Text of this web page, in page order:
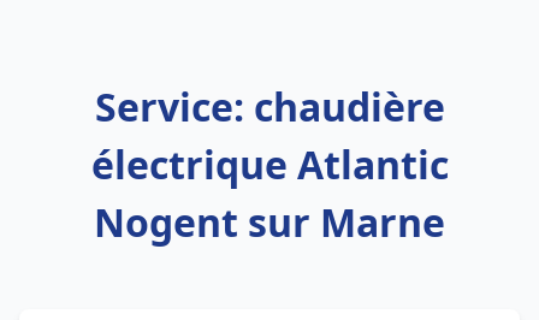
Service: chaudière
électrique Atlantic
Nogent sur Marne